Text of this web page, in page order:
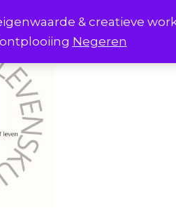
& creatieve
Negeren
Kalender